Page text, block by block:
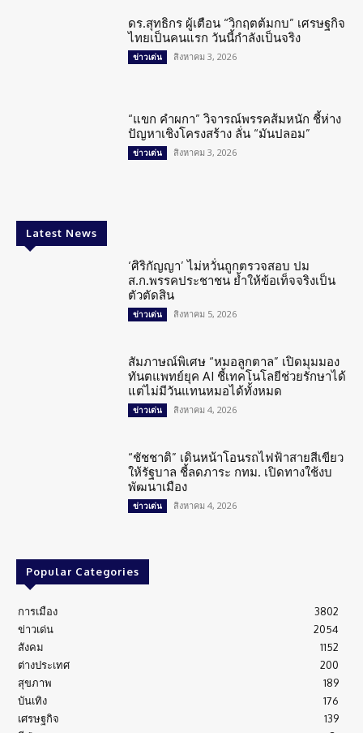
ดร.สุทธิกร ผู้เตือน “วิกฤตต้มกบ” เศรษฐกิจ
ไทยเป็นคนแรก วันนี้กำลังเป็นจริง
ข่าวเด่น สิงหาคม 3, 2026
“แขก คำผกา” วิจารณ์พรรคส้มหนัก ชี้ห่าง
ปัญหาเชิงโครงสร้าง ลั่น “มันปลอม”
ข่าวเด่น สิงหาคม 3, 2026
Latest News
‘ศิริกัญญา’ ไม่หวั่นถูกตรวจสอบ ปม
ส.ก.พรรคประชาชน ย้ำให้ข้อเท็จจริงเป็น
ตัวตัดสิน
ข่าวเด่น สิงหาคม 5, 2026
สัมภาษณ์พิเศษ “หมอลูกตาล” เปิดมุมมอง
ทันตแพทย์ยุค AI ชี้เทคโนโลยีช่วยรักษาได้
แต่ไม่มีวันแทนหมอได้ทั้งหมด
ข่าวเด่น สิงหาคม 4, 2026
“ชัชชาติ” เดินหน้าโอนรถไฟฟ้าสายสีเขียว
ให้รัฐบาล ชี้ลดภาระ กทม. เปิดทางใช้งบ
พัฒนาเมือง
ข่าวเด่น สิงหาคม 4, 2026
Popular Categories
การเมือง
3802
ข่าวเด่น
2054
สังคม
1152
ต่างประเทศ
200
สุขภาพ
189
บันเทิง
176
เศรษฐกิจ
139